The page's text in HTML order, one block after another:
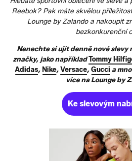
Reebok? Pak máte skvělou
Lounge by Zalando a nakoupit
bezkonkurenční
Nenechte si ujít denně nové slevy
značky, jako napříkladTommy
Adidas, Nike,Versace,Gucci a
více na Lounge by
Ke slevovým